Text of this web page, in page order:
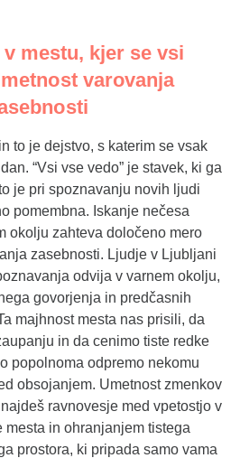
mestu, kjer se vsi
varovanja
to je dejstvo, s katerim se vsak
“Vsi vse vedo” je stavek, ki ga
je pri spoznavanju novih ljudi
pomembna. Iskanje nečesa
okolju zahteva določeno mero
zasebnosti. Ljudje v Ljubljani
odvija v varnem okolju,
govorjenja in predčasnih
majhnost mesta nas prisili, da
in da cenimo tiste redke
popolnoma odpremo nekomu
obsojanjem. Umetnost zmenkov
ravnovesje med vpetostjo v
in ohranjanjem tistega
prostora, ki pripada samo vama